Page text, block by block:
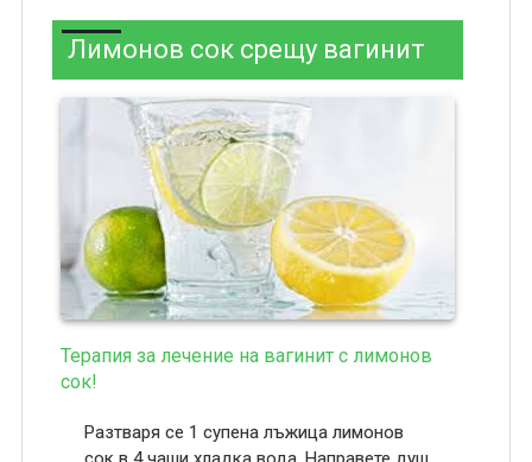
Лимонов сок срещу вагинит
Терапия за лечение на вагинит с лимонов
сок!
Разтваря се 1 супена лъжица лимонов